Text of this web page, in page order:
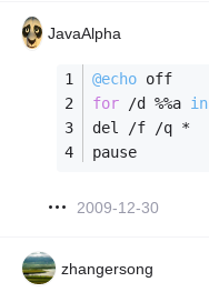
JavaAlpha
@echo off
for /d %%a in
del /f /q *
pause
2009-12-30
zhangersong